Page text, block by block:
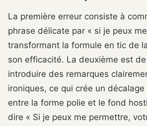
La première erreur consiste à
phrase délicate par « si je peux
transformant la formule en tic de
son efficacité. La deuxième est de
introduire des remarques
ironiques, ce qui crée un
entre la forme polie et le fond
dire « Si je peux me permettre,